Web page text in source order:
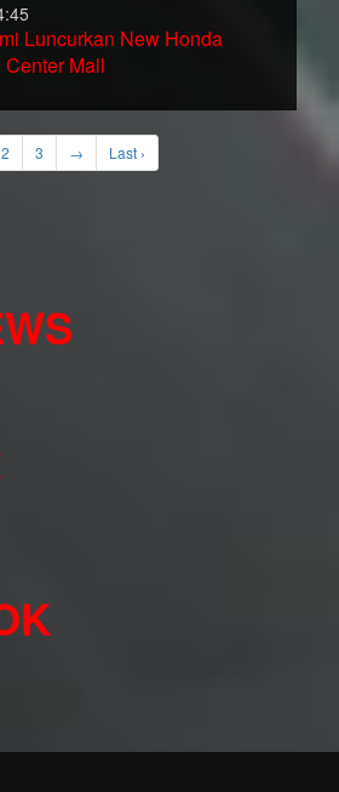
Luncurkan New Honda
Mall
2 3 → Last ›